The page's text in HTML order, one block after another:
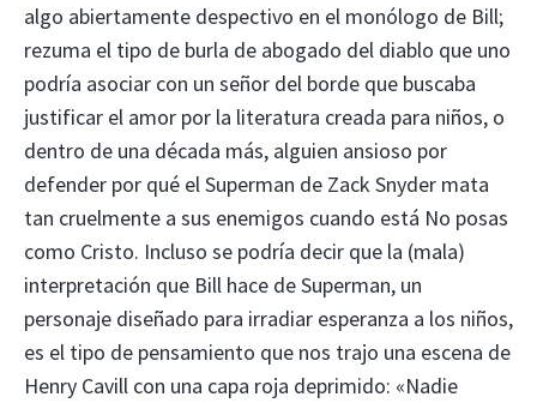
algo abiertamente despectivo en el monólogo de Bill;
rezuma el tipo de burla de abogado del diablo que uno
podría asociar con un señor del borde que buscaba
justificar el amor por la literatura creada para niños, o
dentro de una década más, alguien ansioso por
defender por qué el Superman de Zack Snyder mata
tan cruelmente a sus enemigos cuando está No posas
como Cristo. Incluso se podría decir que la (mala)
interpretación que Bill hace de Superman, un
personaje diseñado para irradiar esperanza a los niños,
es el tipo de pensamiento que nos trajo una escena de
Henry Cavill con una capa roja deprimido: «Nadie